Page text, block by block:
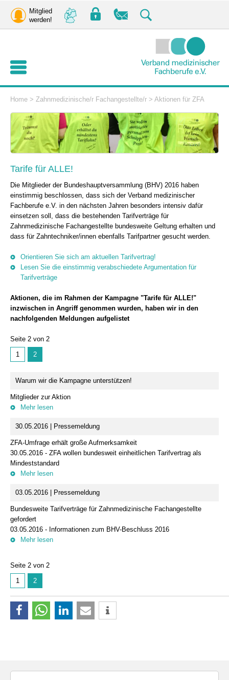
Mitglied
werden!
Home > Zahnmedizinische/r Fachangestellte/r > Aktionen für ZFA
Tarife für ALLE!
Die Mitglieder der Bundeshauptversammlung (BHV) 2016 haben
einstimmig beschlossen, dass sich der Verband medizinischer
Fachberufe e.V. in den nächsten Jahren besonders intensiv dafür
einsetzen soll, dass die bestehenden Tarifverträge für
Zahnmedizinische Fachangestellte bundesweite Geltung erhalten und
dass für Zahntechniker/innen ebenfalls Tarifpartner gesucht werden.
Orientieren Sie sich am aktuellen Tarifvertrag!
Lesen Sie die einstimmig verabschiedete Argumentation für
Tarifverträge
Aktionen, die im Rahmen der Kampagne "Tarife für ALLE!"
inzwischen in Angriff genommen wurden, haben wir in den
nachfolgenden Meldungen aufgelistet
Seite 2 von 2
1
2
Warum wir die Kampagne unterstützen!
Mitglieder zur Aktion
Mehr lesen
30.05.2016 | Pressemeldung
ZFA-Umfrage erhält große Aufmerksamkeit
30.05.2016 - ZFA wollen bundesweit einheitlichen Tarifvertrag als
Mindeststandard
Mehr lesen
03.05.2016 | Pressemeldung
Bundesweite Tarifverträge für Zahnmedizinische Fachangestellte
gefordert
03.05.2016 - Informationen zum BHV-Beschluss 2016
Mehr lesen
Seite 2 von 2
1
2